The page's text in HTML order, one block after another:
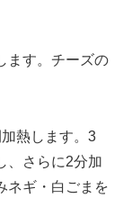
ます。チーズの
熱します。3
、さらに2分加
ネギ・白ごまを